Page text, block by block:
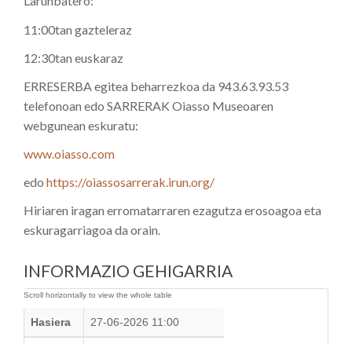
11:00tan gazteleraz
12:30tan euskaraz
ERRESERBA egitea beharrezkoa da 943.63.93.53
telefonoan edo SARRERAK Oiasso Museoaren
webgunean eskuratu:
www.oiasso.com
edo https://oiassosarrerak.irun.org/
Hiriaren iragan erromatarraren ezagutza erosoagoa eta
eskuragarriagoa da orain.
INFORMAZIO GEHIGARRIA
Hasiera 27-06-2026 11:00